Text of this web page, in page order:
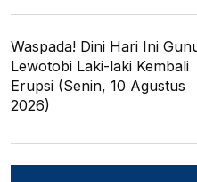
Waspada! Dini Hari Ini
Lewotobi Laki-laki Kembali
Erupsi (Senin, 10 Agustus
2026)